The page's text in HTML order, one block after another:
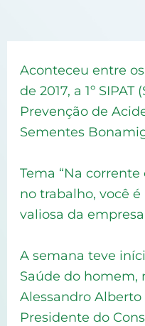
Aconteceu entre
de 2017, a 1º
Prevenção de
Sementes
Tema “Na
no trabalho, você
valiosa da
A semana teve
Saúde do homem,
Alessandro Alberto
Presidente do